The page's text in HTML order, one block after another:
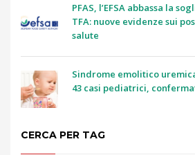
PFAS, l’EFSA abbassa la
TFA: nuove evidenze sui
salute
Sindrome emolitico
43 casi pediatrici,
CERCA PER TAG